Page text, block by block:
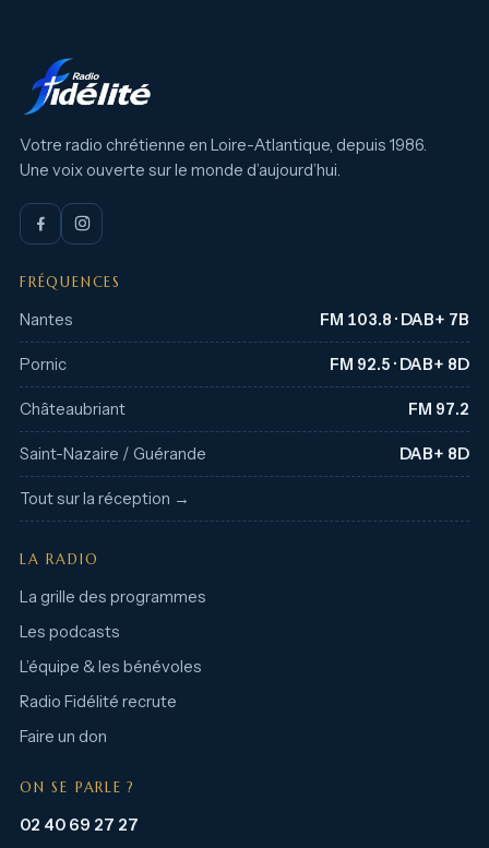
Votre radio chrétienne en Loire-Atlantique, depuis 1986.
Une voix ouverte sur le monde d’aujourd’hui.
FRÉQUENCES
Nantes FM 103.8 · DAB+ 7B
Pornic FM 92.5 · DAB+ 8D
Châteaubriant FM 97.2
Saint-Nazaire / Guérande DAB+ 8D
Tout sur la réception →
LA RADIO
La grille des programmes
Les podcasts
L’équipe & les bénévoles
Radio Fidélité recrute
Faire un don
ON SE PARLE ?
02 40 69 27 27